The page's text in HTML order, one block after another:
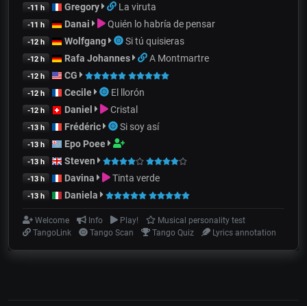
-11 h Gregory La viruta
-11 h Danai Quién lo habría de pensar
-12 h Wolfgang Si tú quisieras
-12 h Rafa Johannes A Montmartre
-12 h CG
-12 h Cecile El llorón
-12 h Daniel Cristal
-13 h Frédéric Si soy así
-13 h Epo Poee
-13 h Steven
-13 h Davina Tinta verde
-13 h Daniela
Welcome Info Play!
Musical personality test
TangoLink
Tango Scan Tango Quiz Lyrics annotation